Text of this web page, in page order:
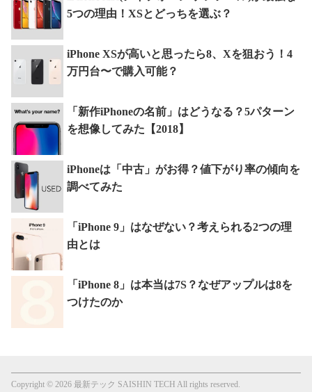
5つの理由！XSとどっちを選ぶ？
iPhone XSが高いと思ったら8、Xを狙おう！4
万円台〜で購入可能？
「新作iPhoneの名前」はどうなる？5パターン
を想像してみた【2018】
iPhoneは「中古」がお得？値下がり率の傾向を
調べてみた
「iPhone 9」はなぜない？考えられる2つの理
由とは
「iPhone 8」は本当は7S？なぜアップルは8を
つけたのか
Copyright © 2026 最新テック SAISHIN TECH All rights reserved.